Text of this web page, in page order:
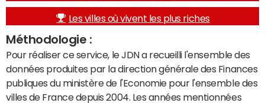
Les villes où vivent les plus riches
Méthodologie :
Pour réaliser ce service, le JDN a recueilli l'ensemble des
données produites par la direction générale des Finances
publiques du ministère de l'Economie pour l'ensemble des
villes de France depuis 2004. Les années mentionnées